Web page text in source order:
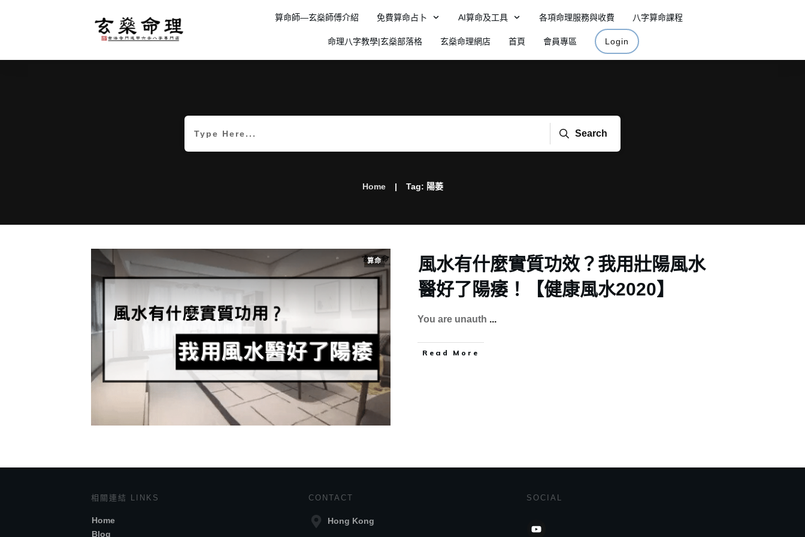
算命師—玄燊師傅介紹 免費算命占卜 AI算命及工具 各項命理服務與收費 八字算命課程
命理八字教學|玄燊部落格 玄燊命理網店 首頁 會員專區 Login
Search
Home | Tag: 陽萎
算命
風水有什麼實質功效？我用壯陽風水
醫好了陽痿！【健康風水2020】
You are unauth ...
Read More
相關連結 LINKS
Home
Blog
CONTACT
Hong Kong
SOCIAL